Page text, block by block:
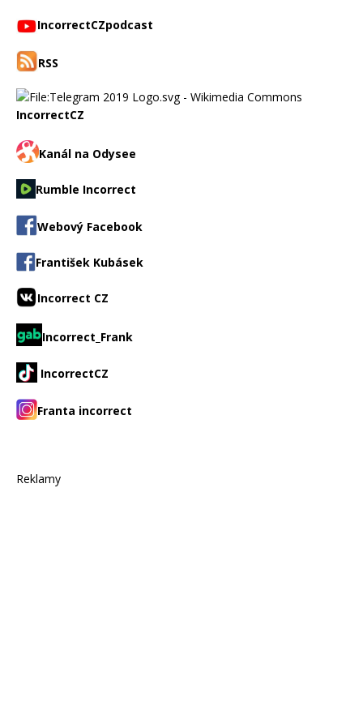
IncorrectCZpodcast
RSS
IncorrectCZ
Kanál na Odysee
Rumble Incorrect
Webový Facebook
František Kubásek
Incorrect CZ
Incorrect_Frank
IncorrectCZ
Franta incorrect
Reklamy